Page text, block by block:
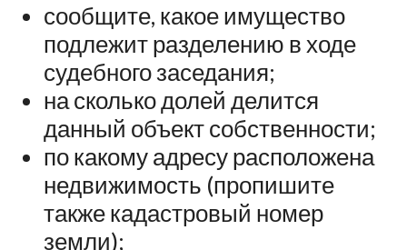
сообщите, какое имущество
подлежит разделению в ходе
судебного заседания;
на сколько долей делится
данный объект собственности;
по какому адресу расположена
недвижимость (пропишите
также кадастровый номер
земли);